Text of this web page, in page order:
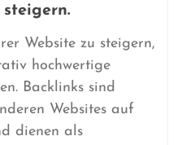
Website zu steigern,
hochwertige
Backlinks sind
Websites auf
dienen als